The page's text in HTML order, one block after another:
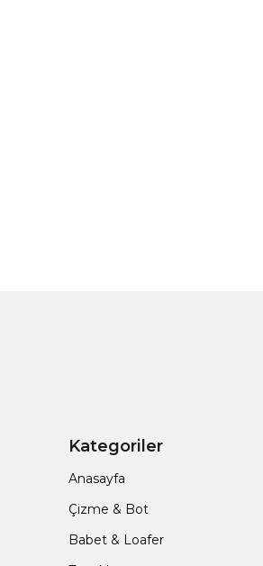
Kategoriler
Anasayfa
Çizme & Bot
Babet & Loafer